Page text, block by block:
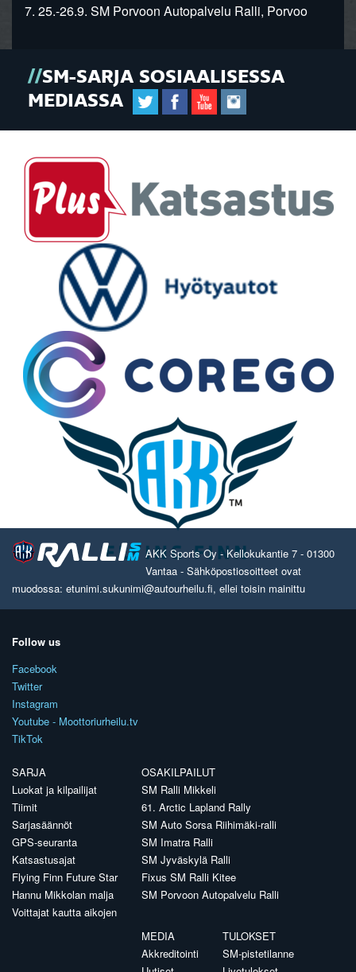
7. 25.-26.9. SM Porvoon Autopalvelu Ralli, Porvoo
SM-SARJA SOSIAALISESSA
MEDIASSA
AKK Sports Oy - Kellokukantie 7 - 01300
Vantaa - Sähköpostiosoitteet ovat
muodossa: etunimi.sukunimi@autourheilu.fi, ellei toisin mainittu
Follow us
Facebook
Twitter
Instagram
Youtube - Moottoriurheilu.tv
TikTok
SARJA
Luokat ja kilpailijat
Tiimit
Sarjasäännöt
GPS-seuranta
Katsastusajat
Flying Finn Future Star
Hannu Mikkolan malja
Voittajat kautta aikojen
OSAKILPAILUT
SM Ralli Mikkeli
61. Arctic Lapland Rally
SM Auto Sorsa Riihimäki-ralli
SM Imatra Ralli
SM Jyväskylä Ralli
Fixus SM Ralli Kitee
SM Porvoon Autopalvelu Ralli
MEDIA
Akkreditointi
TULOKSET
SM-pistetilanne